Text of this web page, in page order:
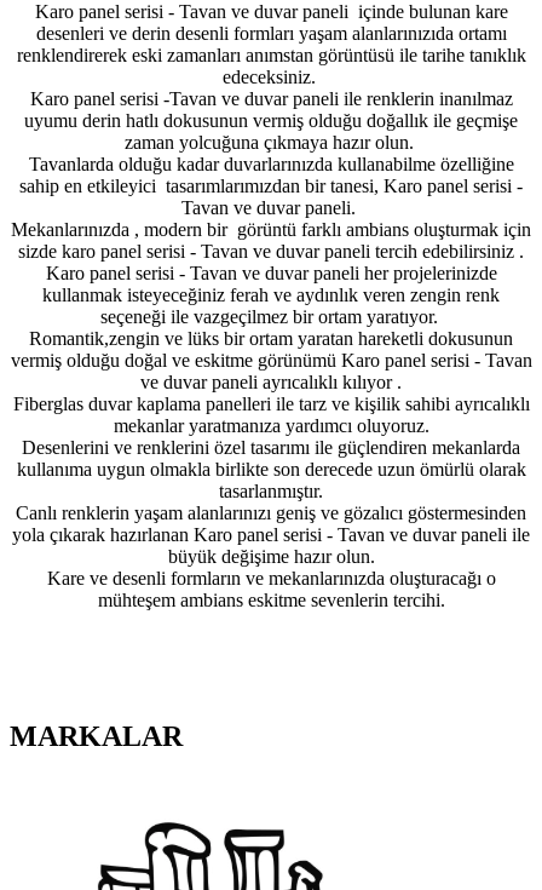
Karo panel serisi - Tavan ve duvar paneli içinde bulunan kare
desenleri ve derin desenli formları yaşam alanlarınızıda ortamı
renklendirerek eski zamanları anımstan görüntüsü ile tarihe tanıklık
edeceksiniz.
Karo panel serisi -Tavan ve duvar paneli ile renklerin inanılmaz
uyumu derin hatlı dokusunun vermiş olduğu doğallık ile geçmişe
zaman yolcuğuna çıkmaya hazır olun.
Tavanlarda olduğu kadar duvarlarınızda kullanabilme özelliğine
sahip en etkileyici tasarımlarımızdan bir tanesi, Karo panel serisi -
Tavan ve duvar paneli.
Mekanlarınızda , modern bir görüntü farklı ambians oluşturmak için
sizde karo panel serisi - Tavan ve duvar paneli tercih edebilirsiniz .
Karo panel serisi - Tavan ve duvar paneli her projelerinizde
kullanmak isteyeceğiniz ferah ve aydınlık veren zengin renk
seçeneği ile vazgeçilmez bir ortam yaratıyor.
Romantik,zengin ve lüks bir ortam yaratan hareketli dokusunun
vermiş olduğu doğal ve eskitme görünümü Karo panel serisi - Tavan
ve duvar paneli ayrıcalıklı kılıyor .
Fiberglas duvar kaplama panelleri ile tarz ve kişilik sahibi ayrıcalıklı
mekanlar yaratmanıza yardımcı oluyoruz.
Desenlerini ve renklerini özel tasarımı ile güçlendiren mekanlarda
kullanıma uygun olmakla birlikte son derecede uzun ömürlü olarak
tasarlanmıştır.
Canlı renklerin yaşam alanlarınızı geniş ve gözalıcı göstermesinden
yola çıkarak hazırlanan Karo panel serisi - Tavan ve duvar paneli ile
büyük değişime hazır olun.
Kare ve desenli formların ve mekanlarınızda oluşturacağı o
mühteşem ambians eskitme sevenlerin tercihi.
MARKALAR